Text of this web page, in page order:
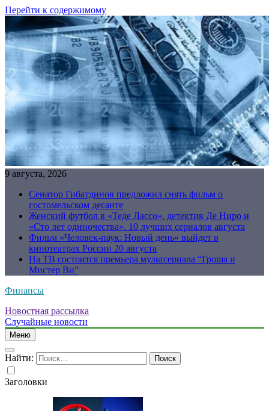
Перейти к содержимому
9 августа, 2026
Сенатор Гибатдинов предложил снять фильм о
гостомельском десанте
Женский футбол в «Теде Лассо», детектив Де Ниро и
«Сто лет одиночества». 10 лучших сериалов августа
Фильм «Человек-паук: Новый день» выйдет в
кинотеатрах России 20 августа
На ТВ состоится премьера мультсериала “Гроша и
Мистер Ви”
Финансы
Новостная рассылка
Случайные новости
Меню
Найти:
Заголовки